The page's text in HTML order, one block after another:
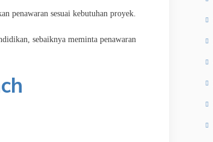
penawaran sesuai kebutuhan proyek.
sebaiknya meminta penawaran